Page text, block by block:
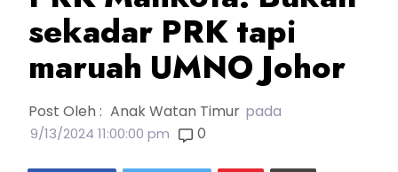
sekadar PRK tapi
maruah UMNO Johor
Post Oleh : Anak Watan Timur pada
9/13/2024 11:00:00 pm 0